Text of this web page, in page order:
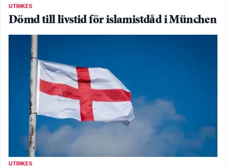
UTRIKES
Dömd till livstid för islamistdåd i München
UTRIKES